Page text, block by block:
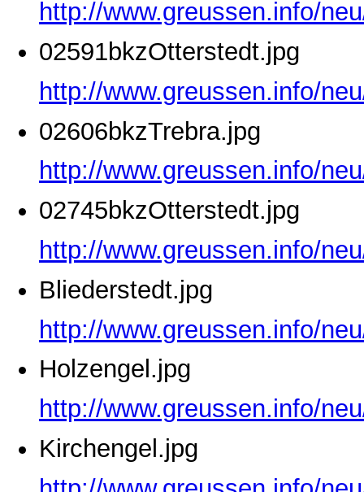
http://www.greussen.info/
02591bkzOtterstedt.jpg
http://www.greussen.info/
02606bkzTrebra.jpg
http://www.greussen.info/
02745bkzOtterstedt.jpg
http://www.greussen.info/
Bliederstedt.jpg
http://www.greussen.info/
Holzengel.jpg
http://www.greussen.info/
Kirchengel.jpg